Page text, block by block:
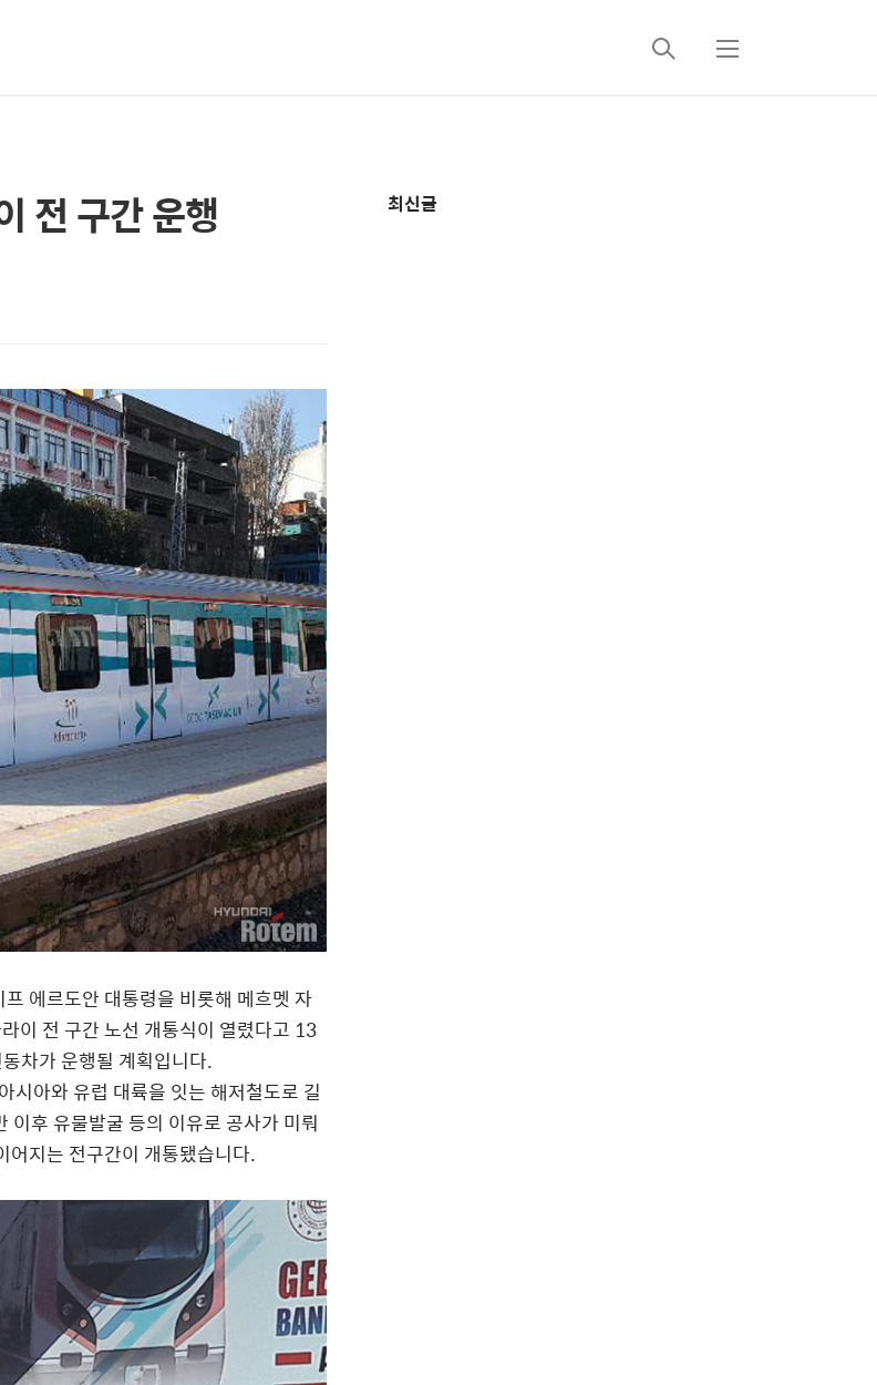
검
메
전 구간 운행
에르도안 대통령을 비롯해 메흐멧 자
이 전 구간 노선 개통식이 열렸다고 13
차가 운행될 계획입니다.
시아와 유럽 대륙을 잇는 해저철도로 길
후 유물발굴 등의 이유로 공사가 미뤄
어지는 전구간이 개통됐습니다.
추
최신글